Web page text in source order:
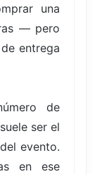
una
— pero
entrega
de
ser el
evento.
en ese